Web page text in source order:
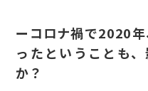
ーコロナ禍で2020
ったということも
か？